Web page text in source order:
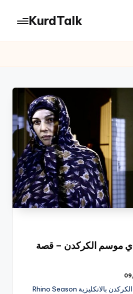
KurdTalk
موسم الكركدن – قصة
خاص كورد توك : موسم الكركدن بالانكليزية Rhino Season